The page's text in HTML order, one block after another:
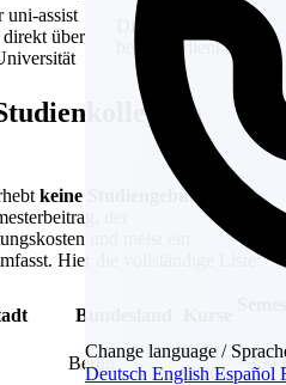
Change language /
DeutschEnglishEspañol
uni-assist
direkt über
Direktbewerbung
beim Studienkolleg
in
keine Studiengebühren
. Die
der
und meist ein
Hier die vollständige Liste:
Bundesland
Berlin
T, M,
W, G
~359